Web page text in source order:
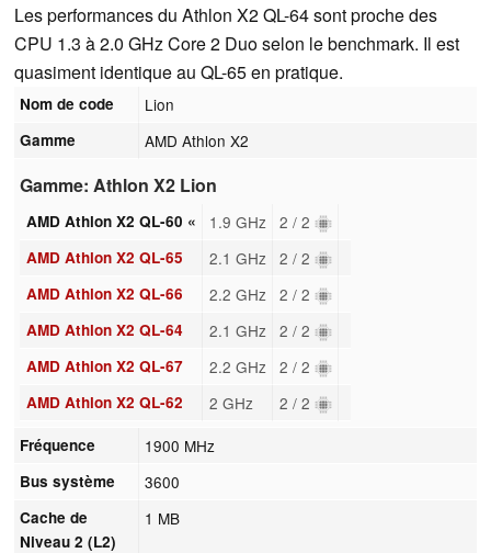
Les performances du Athlon X2 QL-64 sont proche des
CPU 1.3 à 2.0 GHz Core 2 Duo selon le benchmark. Il est
quasiment identique au QL-65 en pratique.
Nom de code Lion
Gamme AMD Athlon X2
Gamme: Athlon X2 Lion
AMD Athlon X2 QL-60 « 1.9 GHz 2 / 2
AMD Athlon X2 QL-65 2.1 GHz 2 / 2
AMD Athlon X2 QL-66 2.2 GHz 2 / 2
AMD Athlon X2 QL-64 2.1 GHz 2 / 2
AMD Athlon X2 QL-67 2.2 GHz 2 / 2
AMD Athlon X2 QL-62 2 GHz 2 / 2
Fréquence 1900 MHz
Bus système 3600
Cache de
Niveau 2 (L2)
1 MB